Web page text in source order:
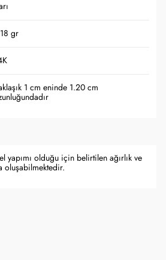
gr
1 cm eninde 1.20 cm
yapımı olduğu için belirtilen ağırlık ve
oluşabilmektedir.